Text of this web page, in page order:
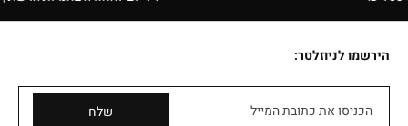
הירשמו לניוזלטר:
הכניסו את כתובת המייל שלח